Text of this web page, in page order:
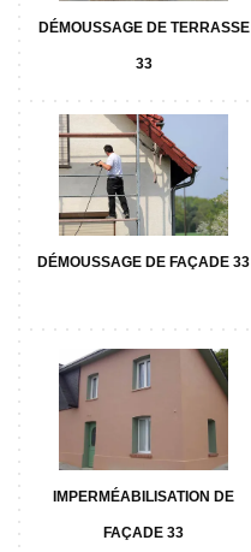
DÉMOUSSAGE DE TERRASSE
33
DÉMOUSSAGE DE FAÇADE 33
IMPERMÉABILISATION DE
FAÇADE 33